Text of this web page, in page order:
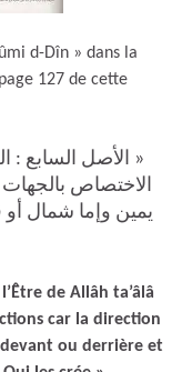
d-Dîn » dans la
127 de cette
« الأصل السابع :
الاختصاص
يمين وإما شمال
de Allâh ta’âlâ
car la direction
ou derrière et